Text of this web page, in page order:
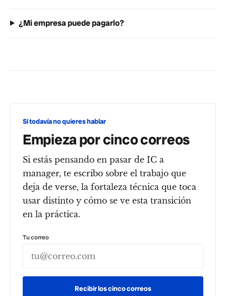
¿Mi empresa puede pagarlo?
Si todavía no quieres hablar
Empieza por cinco correos
Si estás pensando en pasar de IC a
manager, te escribo sobre el trabajo que
deja de verse, la fortaleza técnica que toca
usar distinto y cómo se ve esta transición
en la práctica.
Tu correo
Recibir los cinco correos